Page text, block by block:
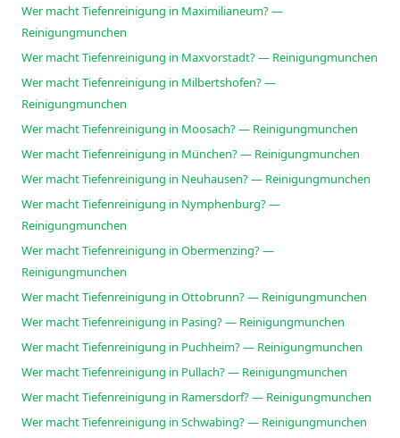
Wer macht Tiefenreinigung in Maximilianeum? —
Reinigungmunchen
Wer macht Tiefenreinigung in Maxvorstadt? — Reinigungmunchen
Wer macht Tiefenreinigung in Milbertshofen? —
Reinigungmunchen
Wer macht Tiefenreinigung in Moosach? — Reinigungmunchen
Wer macht Tiefenreinigung in München? — Reinigungmunchen
Wer macht Tiefenreinigung in Neuhausen? — Reinigungmunchen
Wer macht Tiefenreinigung in Nymphenburg? —
Reinigungmunchen
Wer macht Tiefenreinigung in Obermenzing? —
Reinigungmunchen
Wer macht Tiefenreinigung in Ottobrunn? — Reinigungmunchen
Wer macht Tiefenreinigung in Pasing? — Reinigungmunchen
Wer macht Tiefenreinigung in Puchheim? — Reinigungmunchen
Wer macht Tiefenreinigung in Pullach? — Reinigungmunchen
Wer macht Tiefenreinigung in Ramersdorf? — Reinigungmunchen
Wer macht Tiefenreinigung in Schwabing? — Reinigungmunchen